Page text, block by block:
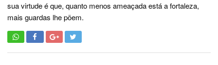
sua virtude é que, quanto menos ameaçada está a fortaleza,
mais guardas lhe põem.